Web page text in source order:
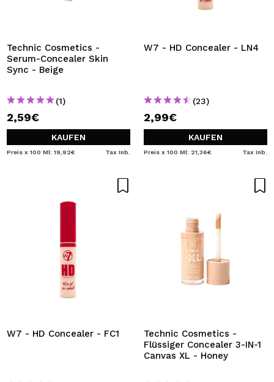
Technic Cosmetics -
Serum-Concealer Skin
Sync - Beige
(1)
2,59€
KAUFEN
Preis x 100 Ml: 19,92€ Tax Inb.
W7 - HD Concealer - LN4
(23)
2,99€
KAUFEN
Preis x 100 Ml: 21,36€ Tax Inb.
W7 - HD Concealer - FC1
Technic Cosmetics -
Flüssiger Concealer 3-IN-1
Canvas XL - Honey